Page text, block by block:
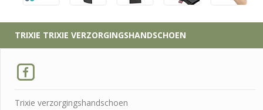
TRIXIE TRIXIE VERZORGINGSHANDSCHOEN
Trixie verzorgingshandschoen